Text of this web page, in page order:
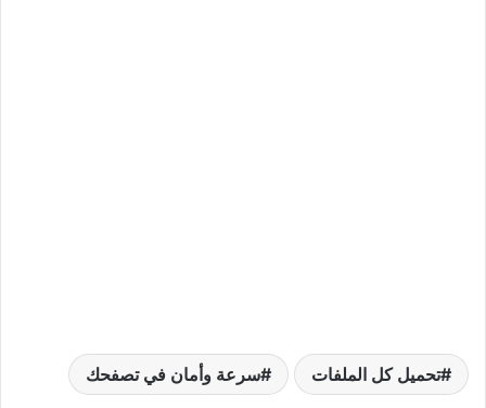
تحميل كل الملفات سرعة وأمان في تصفحك